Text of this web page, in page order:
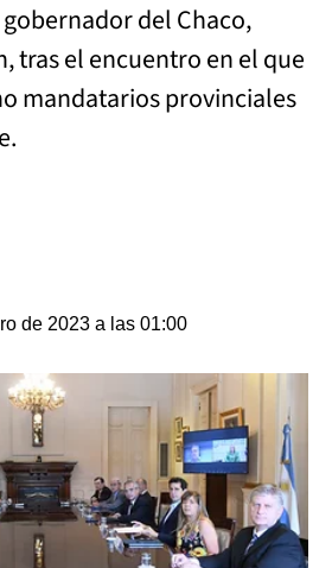
del Chaco,
tras el encuentro en el que
mandatarios provinciales
de 2023 a las 01:00